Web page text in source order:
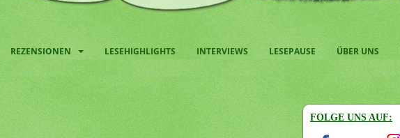
REZENSIONEN LESEHIGHLIGHTS INTERVIEWS LESEPAUSE ÜBER UNS
FOLGE UNS AUF: